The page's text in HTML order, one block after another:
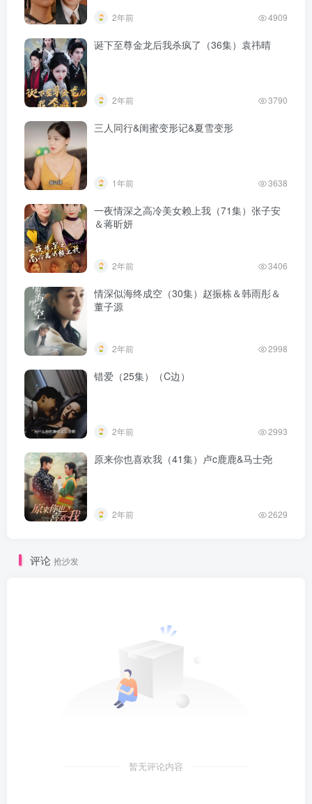
2年前 4909
诞下至尊金龙后我杀疯了（36集）袁祎晴
2年前 3790
三人同行&闺蜜变形记&夏雪变形
1年前 3638
一夜情深之高冷美女赖上我（71集）张子安
＆蒋昕妍
2年前 3406
情深似海终成空（30集）赵振栋＆韩雨彤＆
董子源
2年前 2998
错爱（25集）（C边）
2年前 2993
原来你也喜欢我（41集）卢c鹿鹿&马士尧
2年前 2629
评论 抢沙发
暂无评论内容